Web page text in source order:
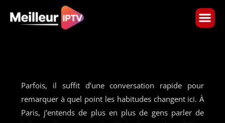
content
Parfois, il suffit d’une conversation rapide pour
remarquer à quel point les habitudes changent ici. À
Paris, j’entends de plus en plus de gens parler de